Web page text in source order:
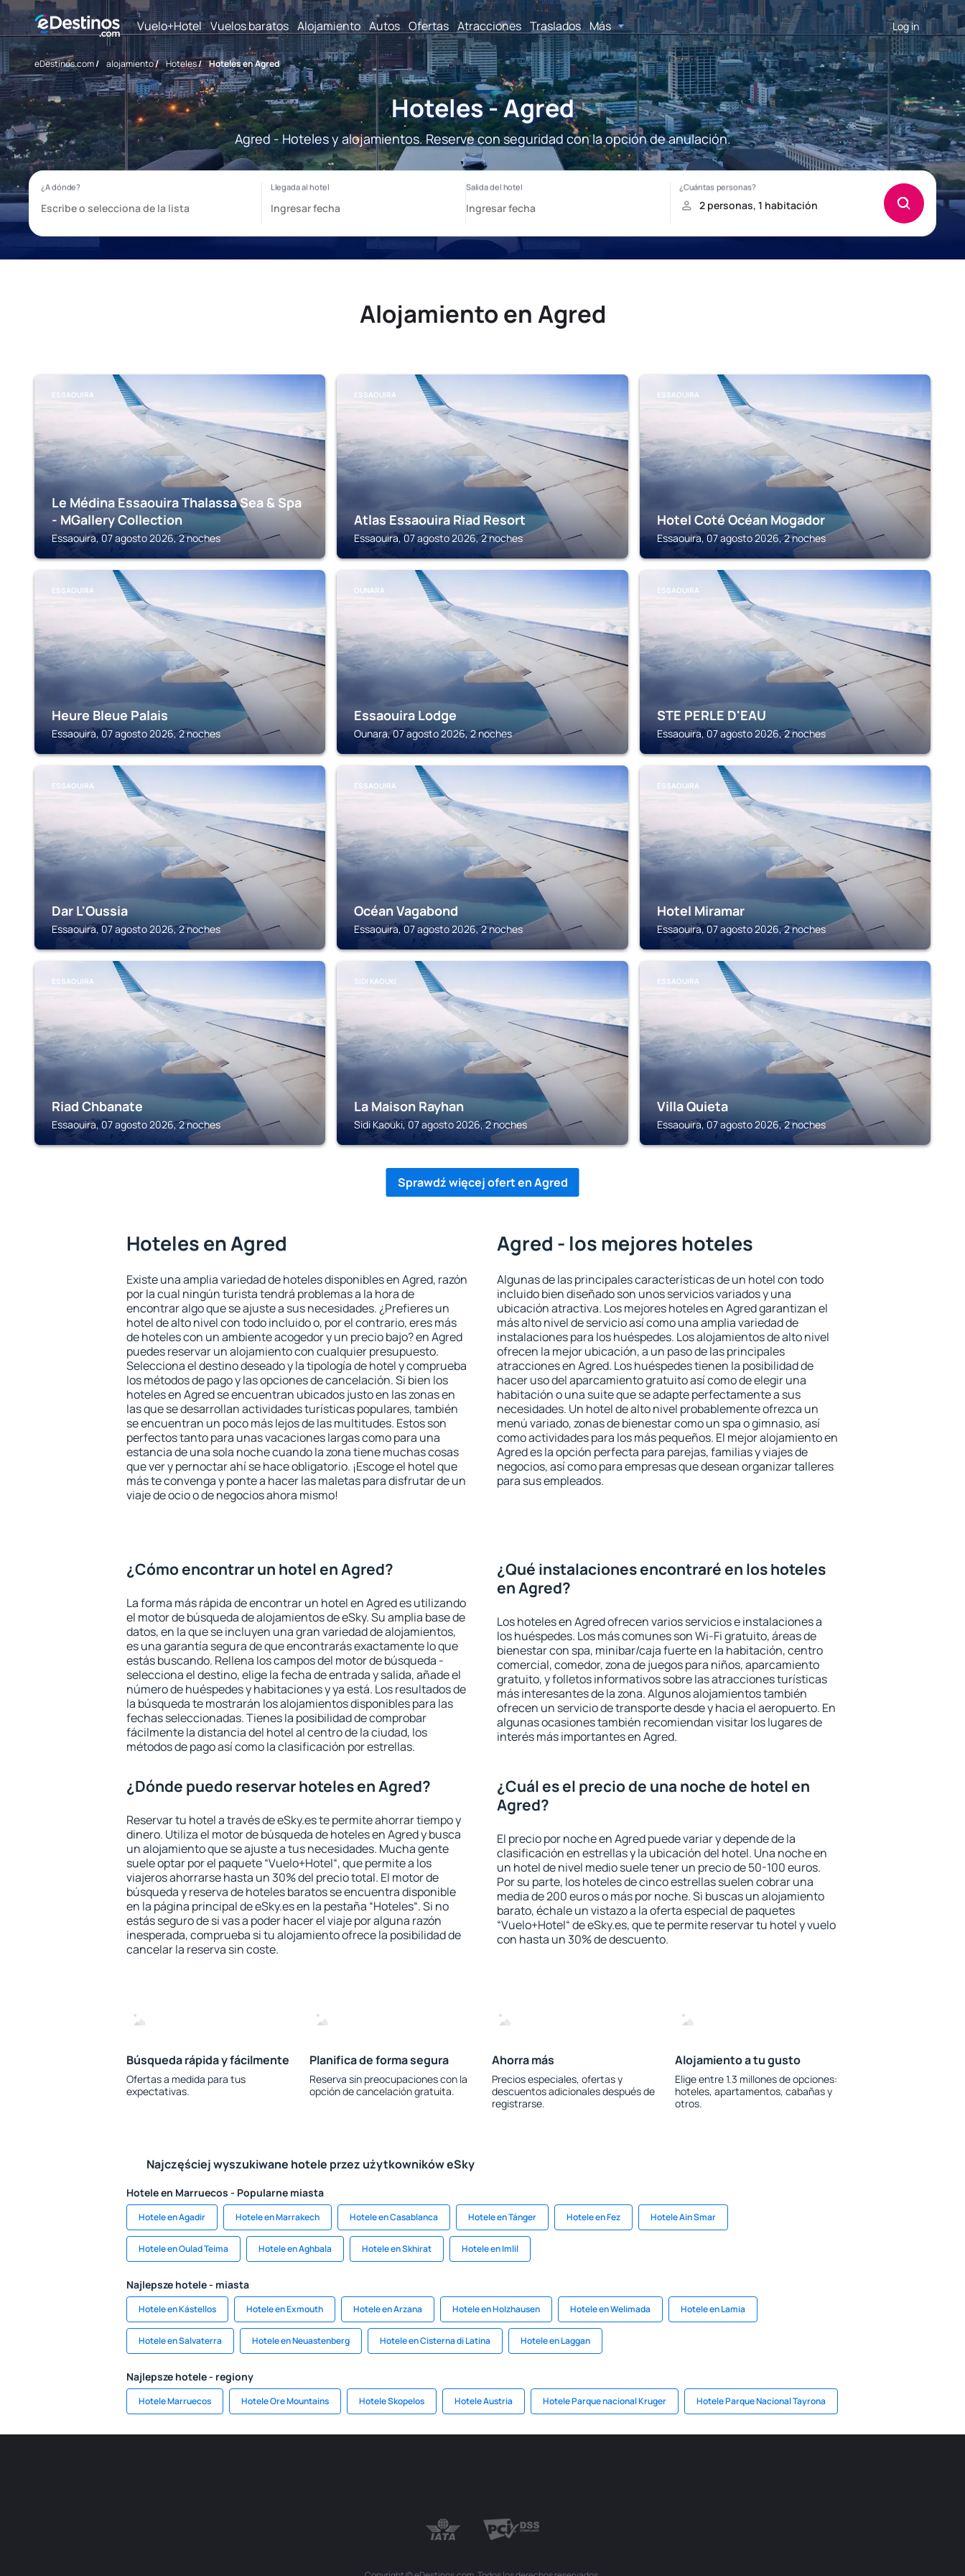
Vuelo+Hotel Vuelos baratos Alojamiento Autos Ofertas Atracciones Traslados Más Log in
eDestinos.com/ alojamiento/ Hoteles/ Hoteles en Agred
Hoteles - Agred
Agred - Hoteles y alojamientos. Reserve con seguridad con la opción de anulación.
Alojamiento en Agred
ESSAOUIRA
Le Médina Essaouira Thalassa Sea & Spa
- MGallery Collection
Essaouira, 07 agosto 2026, 2 noches
ESSAOUIRA
Atlas Essaouira Riad Resort
Essaouira, 07 agosto 2026, 2 noches
ESSAOUIRA
Hotel Coté Océan Mogador
Essaouira, 07 agosto 2026, 2 noches
ESSAOUIRA
Heure Bleue Palais
Essaouira, 07 agosto 2026, 2 noches
OUNARA
Essaouira Lodge
Ounara, 07 agosto 2026, 2 noches
ESSAOUIRA
STE PERLE D'EAU
Essaouira, 07 agosto 2026, 2 noches
ESSAOUIRA
Dar L'Oussia
Essaouira, 07 agosto 2026, 2 noches
ESSAOUIRA
Océan Vagabond
Essaouira, 07 agosto 2026, 2 noches
ESSAOUIRA
Hotel Miramar
Essaouira, 07 agosto 2026, 2 noches
ESSAOUIRA
Riad Chbanate
Essaouira, 07 agosto 2026, 2 noches
SIDI KAOUKI
La Maison Rayhan
Sidi Kaouki, 07 agosto 2026, 2 noches
ESSAOUIRA
Villa Quieta
Essaouira, 07 agosto 2026, 2 noches
Sprawdź więcej ofert en Agred
Hoteles en Agred
Existe una amplia variedad de hoteles disponibles en Agred, razón
por la cual ningún turista tendrá problemas a la hora de
encontrar algo que se ajuste a sus necesidades. ¿Prefieres un
hotel de alto nivel con todo incluido o, por el contrario, eres más
de hoteles con un ambiente acogedor y un precio bajo? en Agred
puedes reservar un alojamiento con cualquier presupuesto.
Selecciona el destino deseado y la tipología de hotel y comprueba
los métodos de pago y las opciones de cancelación. Si bien los
hoteles en Agred se encuentran ubicados justo en las zonas en
las que se desarrollan actividades turísticas populares, también
se encuentran un poco más lejos de las multitudes. Estos son
perfectos tanto para unas vacaciones largas como para una
estancia de una sola noche cuando la zona tiene muchas cosas
que ver y pernoctar ahí se hace obligatorio. ¡Escoge el hotel que
más te convenga y ponte a hacer las maletas para disfrutar de un
viaje de ocio o de negocios ahora mismo!
Agred - los mejores hoteles
Algunas de las principales características de un hotel con todo
incluido bien diseñado son unos servicios variados y una
ubicación atractiva. Los mejores hoteles en Agred garantizan el
más alto nivel de servicio así como una amplia variedad de
instalaciones para los huéspedes. Los alojamientos de alto nivel
ofrecen la mejor ubicación, a un paso de las principales
atracciones en Agred. Los huéspedes tienen la posibilidad de
hacer uso del aparcamiento gratuito así como de elegir una
habitación o una suite que se adapte perfectamente a sus
necesidades. Un hotel de alto nivel probablemente ofrezca un
menú variado, zonas de bienestar como un spa o gimnasio, así
como actividades para los más pequeños. El mejor alojamiento en
Agred es la opción perfecta para parejas, familias y viajes de
negocios, así como para empresas que desean organizar talleres
para sus empleados.
¿Cómo encontrar un hotel en Agred?
La forma más rápida de encontrar un hotel en Agred es utilizando
el motor de búsqueda de alojamientos de eSky. Su amplia base de
datos, en la que se incluyen una gran variedad de alojamientos,
es una garantía segura de que encontrarás exactamente lo que
estás buscando. Rellena los campos del motor de búsqueda -
selecciona el destino, elige la fecha de entrada y salida, añade el
número de huéspedes y habitaciones y ya está. Los resultados de
la búsqueda te mostrarán los alojamientos disponibles para las
fechas seleccionadas. Tienes la posibilidad de comprobar
fácilmente la distancia del hotel al centro de la ciudad, los
métodos de pago así como la clasificación por estrellas.
¿Qué instalaciones encontraré en los hoteles
en Agred?
Los hoteles en Agred ofrecen varios servicios e instalaciones a
los huéspedes. Los más comunes son Wi-Fi gratuito, áreas de
bienestar con spa, minibar/caja fuerte en la habitación, centro
comercial, comedor, zona de juegos para niños, aparcamiento
gratuito, y folletos informativos sobre las atracciones turísticas
más interesantes de la zona. Algunos alojamientos también
ofrecen un servicio de transporte desde y hacia el aeropuerto. En
algunas ocasiones también recomiendan visitar los lugares de
interés más importantes en Agred.
¿Dónde puedo reservar hoteles en Agred?
Reservar tu hotel a través de eSky.es te permite ahorrar tiempo y
dinero. Utiliza el motor de búsqueda de hoteles en Agred y busca
un alojamiento que se ajuste a tus necesidades. Mucha gente
suele optar por el paquete “Vuelo+Hotel“, que permite a los
viajeros ahorrarse hasta un 30% del precio total. El motor de
búsqueda y reserva de hoteles baratos se encuentra disponible
en la página principal de eSky.es en la pestaña “Hoteles“. Si no
estás seguro de si vas a poder hacer el viaje por alguna razón
inesperada, comprueba si tu alojamiento ofrece la posibilidad de
cancelar la reserva sin coste.
¿Cuál es el precio de una noche de hotel en
Agred?
El precio por noche en Agred puede variar y depende de la
clasificación en estrellas y la ubicación del hotel. Una noche en
un hotel de nivel medio suele tener un precio de 50-100 euros.
Por su parte, los hoteles de cinco estrellas suelen cobrar una
media de 200 euros o más por noche. Si buscas un alojamiento
barato, échale un vistazo a la oferta especial de paquetes
“Vuelo+Hotel“ de eSky.es, que te permite reservar tu hotel y vuelo
con hasta un 30% de descuento.
Búsqueda rápida y fácilmente
Ofertas a medida para tus
expectativas.
Planifica de forma segura
Reserva sin preocupaciones con la
opción de cancelación gratuita.
Ahorra más
Precios especiales, ofertas y
descuentos adicionales después de
registrarse.
Alojamiento a tu gusto
Elige entre 1.3 millones de opciones:
hoteles, apartamentos, cabañas y
otros.
Najczęściej wyszukiwane hotele przez użytkowników eSky
Hotele en Marruecos - Popularne miasta
Hotele en Agadir Hotele en Marrakech Hotele en Casablanca Hotele en Tánger Hotele en Fez Hotele Ain Smar
Hotele en Oulad Teima Hotele en Aghbala Hotele en Skhirat Hotele en Imlil
Najlepsze hotele - miasta
Hotele en Kástellos Hotele en Exmouth Hotele en Arzana Hotele en Holzhausen Hotele en Welimada Hotele en Lamia
Hotele en Salvaterra Hotele en Neuastenberg Hotele en Cisterna di Latina Hotele en Laggan
Najlepsze hotele - regiony
Hotele Marruecos Hotele Ore Mountains Hotele Skopelos Hotele Austria Hotele Parque nacional Kruger Hotele Parque Nacional Tayrona